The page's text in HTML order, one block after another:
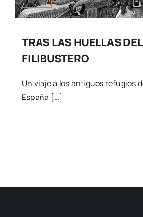
TRAS LAS HUELLAS DEL
FILIBUSTERO
Un viaje a los antiguos refugios
España […]